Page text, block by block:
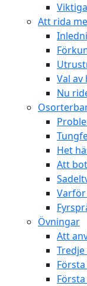
Att rida
Val av
Nu
Het
Att
Varför
Övningar
Att